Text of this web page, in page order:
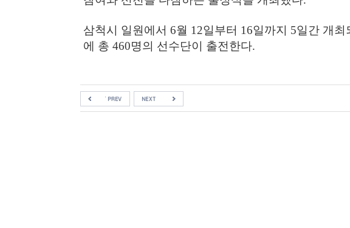
삼척시 일원에서 6월 12일부터 16일까지 5일간 개최
에 총 460명의 선수단이 출전한다.